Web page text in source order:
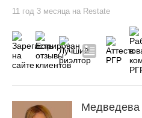
11 год 3 месяца на Restate
Медведева